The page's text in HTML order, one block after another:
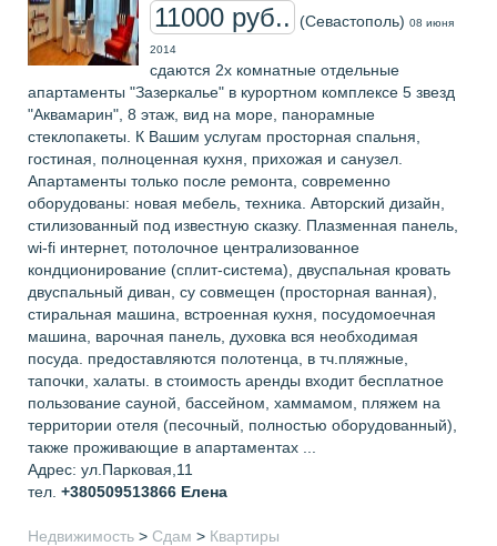
11000 руб.. (Севастополь) 08 июня
2014
сдаются 2х комнатные отдельные
апартаменты "Зазеркалье" в курортном комплексе 5 звезд
"Аквамарин", 8 этаж, вид на море, панорамные
стеклопакеты. К Вашим услугам просторная спальня,
гостиная, полноценная кухня, прихожая и санузел.
Апартаменты только после ремонта, современно
оборудованы: новая мебель, техника. Авторский дизайн,
стилизованный под известную сказку. Плазменная панель,
wi-fi интернет, потолочное централизованное
кондционирование (сплит-система), двуспальная кровать
двуспальный диван, су совмещен (просторная ванная),
стиральная машина, встроенная кухня, посудомоечная
машина, варочная панель, духовка вся необходимая
посуда. предоставляются полотенца, в тч.пляжные,
тапочки, халаты. в стоимость аренды входит бесплатное
пользование сауной, бассейном, хаммамом, пляжем на
территории отеля (песочный, полностью оборудованный),
также проживающие в апартаментах ...
Адрес: ул.Парковая,11
тел. +380509513866 Елена
Недвижимость > Сдам > Квартиры